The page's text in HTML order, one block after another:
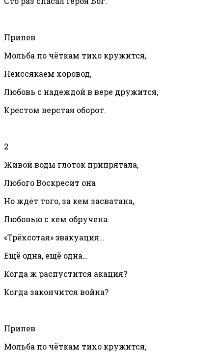
Припев
Мольба по чёткам тихо кружится,
Неиссякаем хоровод,
Любовь с надеждой в вере дружится,
Крестом верстая оборот.
2
Живой воды глоток припрятала,
Любого Воскресит она
Но ждёт того, за кем засватана,
Любовью с кем обручена.
«Трёхсотая» эвакуация…
Ещё одна, ещё одна…
Когда ж распустится акация?
Когда закончится война?
Припев
Мольба по чёткам тихо кружится,